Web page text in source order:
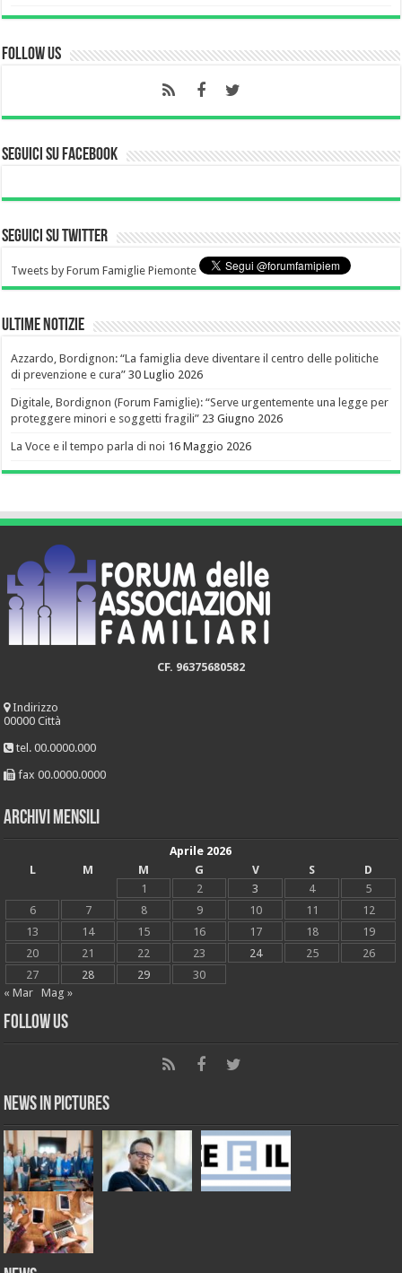
Follow Us
Seguici su Facebook
Seguici su Twitter
Tweets by Forum Famiglie Piemonte
Ultime notizie
Azzardo, Bordignon: “La famiglia deve diventare il centro delle politiche
di prevenzione e cura” 30 Luglio 2026
Digitale, Bordignon (Forum Famiglie): “Serve urgentemente una legge per
proteggere minori e soggetti fragili” 23 Giugno 2026
La Voce e il tempo parla di noi 16 Maggio 2026
CF. 96375680582
Indirizzo
00000 Città
tel. 00.0000.000
fax 00.0000.0000
Archivi mensili
Aprile 2026
L
M M G V S
D
1
2 3 4
5
6
7 8 9 10 11
12
13
14 15 16 17 18
19
20
21 22 23 24 25
26
27
28 29
30
« Mar
Mag »
Follow Us
News in Pictures